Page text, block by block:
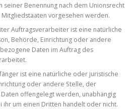
seiner Benennung nach dem Unionsrecht
vorgesehen werden.
Auftragsverarbeiter ist eine natürliche
Behörde, Einrichtung oder andere
Daten im Auftrag des
ist eine natürliche oder juristische
oder andere Stelle, der
offengelegt werden, unabhängig
ihr um einen Dritten handelt oder nicht.